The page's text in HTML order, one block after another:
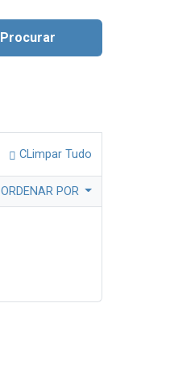
Procurar
CLimpar Tudo
ORDENAR POR